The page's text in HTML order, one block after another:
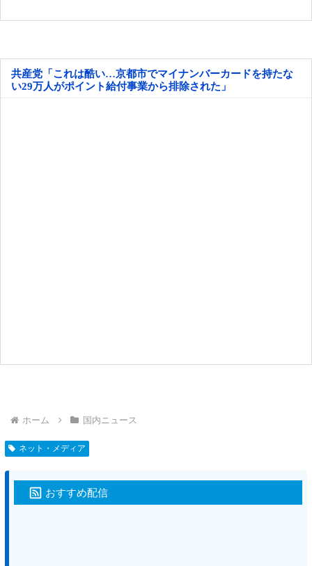
共産党「これは酷い…京都市でマイナンバーカードを持たな
い29万人がポイント給付事業から排除された」
ホーム 国内ニュース
ネット・メディア
おすすめ配信